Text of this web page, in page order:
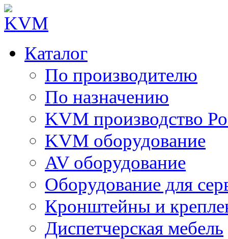
Каталог
По производителю
По назначению
KVM производство
KVM оборудование
AV оборудование
Оборудование для
Кронштейны и
Диспетчерская мебель